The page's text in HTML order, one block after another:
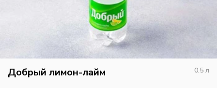
Добрый лимон-лайм 0.5 л